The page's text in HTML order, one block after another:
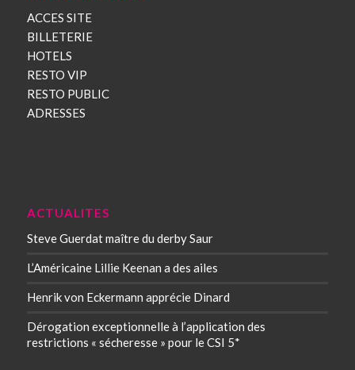
ACCES SITE
BILLETERIE
HOTELS
RESTO VIP
RESTO PUBLIC
ADRESSES
ACTUALITES
Steve Guerdat maître du derby Saur
L’Américaine Lillie Keenan a des ailes
Henrik von Eckermann apprécie Dinard
Dérogation exceptionnelle à l’application des
restrictions « sécheresse » pour le CSI 5*